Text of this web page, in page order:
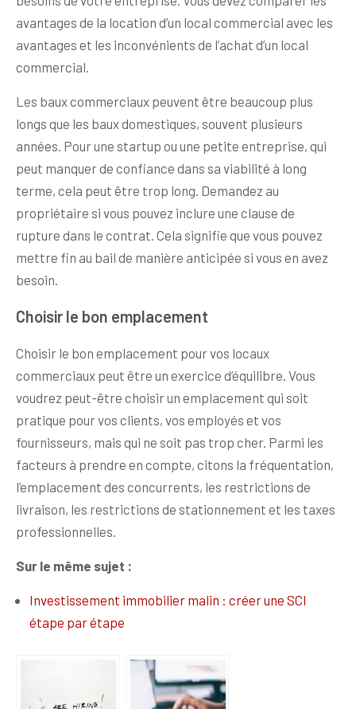
avantages de la location d’un local commercial avec les
avantages et les inconvénients de l’achat d’un local
commercial.
Les baux commerciaux peuvent être beaucoup plus
longs que les baux domestiques, souvent plusieurs
années. Pour une startup ou une petite entreprise, qui
peut manquer de confiance dans sa viabilité à long
terme, cela peut être trop long. Demandez au
propriétaire si vous pouvez inclure une clause de
rupture dans le contrat. Cela signifie que vous pouvez
mettre fin au bail de manière anticipée si vous en avez
besoin.
Choisir le bon emplacement
Choisir le bon emplacement pour vos locaux
commerciaux peut être un exercice d’équilibre. Vous
voudrez peut-être choisir un emplacement qui soit
pratique pour vos clients, vos employés et vos
fournisseurs, mais qui ne soit pas trop cher. Parmi les
facteurs à prendre en compte, citons la fréquentation,
l’emplacement des concurrents, les restrictions de
livraison, les restrictions de stationnement et les taxes
professionnelles.
Sur le même sujet :
Investissement immobilier malin : créer une SCI
étape par étape